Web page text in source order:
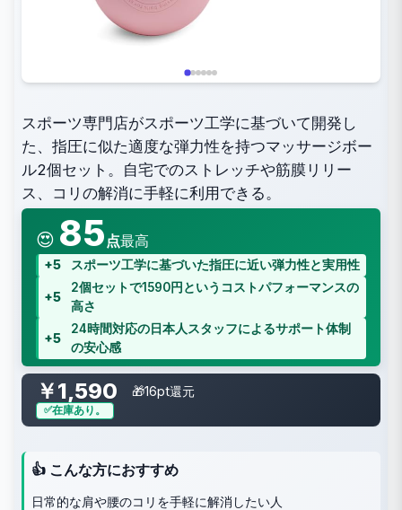
スポーツ専門店がスポーツ工学に基づいて開発し
た、指圧に似た適度な弾力性を持つマッサージボー
ル2個セット。自宅でのストレッチや筋膜リリー
ス、コリの解消に手軽に利用できる。
😍 85 点最高
+5 スポーツ工学に基づいた指圧に近い弾力性と実用性
+5
2個セットで1590円というコストパフォーマンスの
高さ
+5
24時間対応の日本人スタッフによるサポート体制
の安心感
￥1,590 🎁16pt還元
在庫あり。
👍 こんな方におすすめ
日常的な肩や腰のコリを手軽に解消したい人